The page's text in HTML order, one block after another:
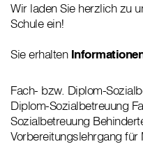
Wir laden Sie herzlich zu
Schule ein!
Sie erhalten
Fach- bzw. Diplom-
Diplom-Sozialbetreuung
Sozialbetreuung
Vorbereitungslehrgang